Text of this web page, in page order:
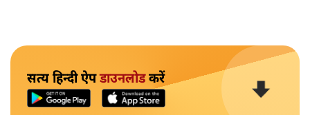
सत्य हिन्दी ऐपडाउनलोडकरें